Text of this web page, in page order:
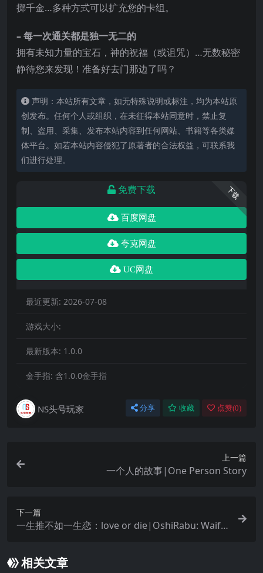
掷千金…多种方式可以扩充您的卡组。
– 每一次通关都是独一无二的
拥有未知力量的宝石，神的祝福（或诅咒）…无数秘密
静待您来发现！准备好去门那边了吗？
声明：本站所有文章，如无特殊说明或标注，均为本站原
创发布。任何个人或组织，在未征得本站同意时，禁止复
制、盗用、采集、发布本站内容到任何网站、书籍等各类媒
体平台。如若本站内容侵犯了原著者的合法权益，可联系我
们进行处理。
下载
免费下载
百度网盘
夸克网盘
UC网盘
最近更新: 2026-07-08
游戏大小:
最新版本: 1.0.0
金手指: 含1.0.0金手指
NS头号玩家 分享 收藏 点赞(0)
上一篇
一个人的故事|One Person Story
下一篇
一生推不如一生恋：love or die|OshiRabu: Waifu
相关文章